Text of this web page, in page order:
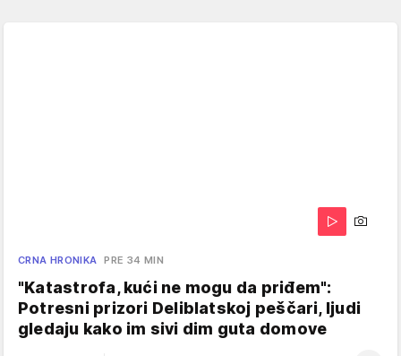
CRNA HRONIKA PRE 34 MIN
"Katastrofa, kući ne mogu da priđem":
Potresni prizori Deliblatskoj peščari, ljudi
gledaju kako im sivi dim guta domove